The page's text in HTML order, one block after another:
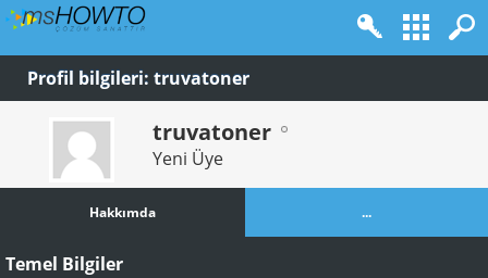
Profil bilgileri: truvatoner
truvatoner
Yeni Üye
Hakkımda ...
Temel Bilgiler